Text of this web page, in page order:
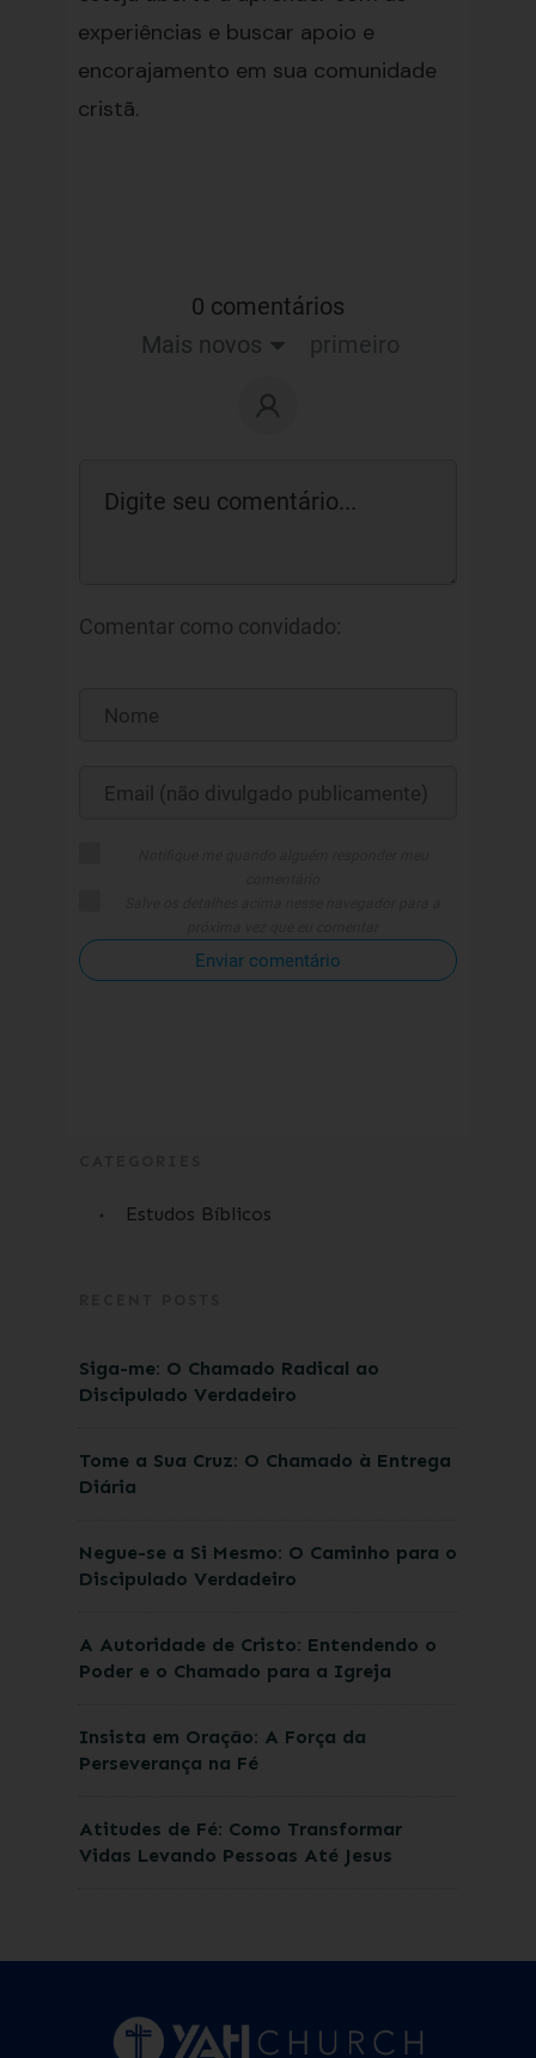
experiências e buscar apoio e
encorajamento em sua comunidade
cristã.
0 comentários
Mais novos
primeiro
Comentar como convidado:
Enviar comentário
Estudos Bíblicos
Siga-me: O Chamado Radical ao
Discipulado Verdadeiro
Tome a Sua Cruz: O Chamado à Entrega
Diária
Negue-se a Si Mesmo: O Caminho para o
Discipulado Verdadeiro
A Autoridade de Cristo: Entendendo o
Poder e o Chamado para a Igreja
Insista em Oração: A Força da
Perseverança na Fé
Atitudes de Fé: Como Transformar
Vidas Levando Pessoas Até Jesus